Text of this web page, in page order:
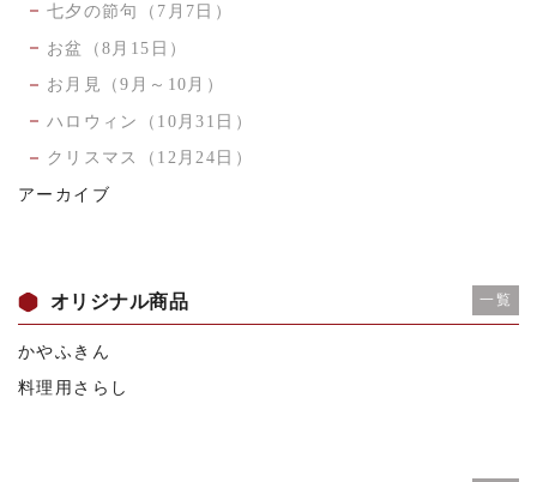
七夕の節句（7月7日）
お盆（8月15日）
お月見（9月～10月）
ハロウィン（10月31日）
クリスマス（12月24日）
アーカイブ
オリジナル商品 一覧
かやふきん
料理用さらし